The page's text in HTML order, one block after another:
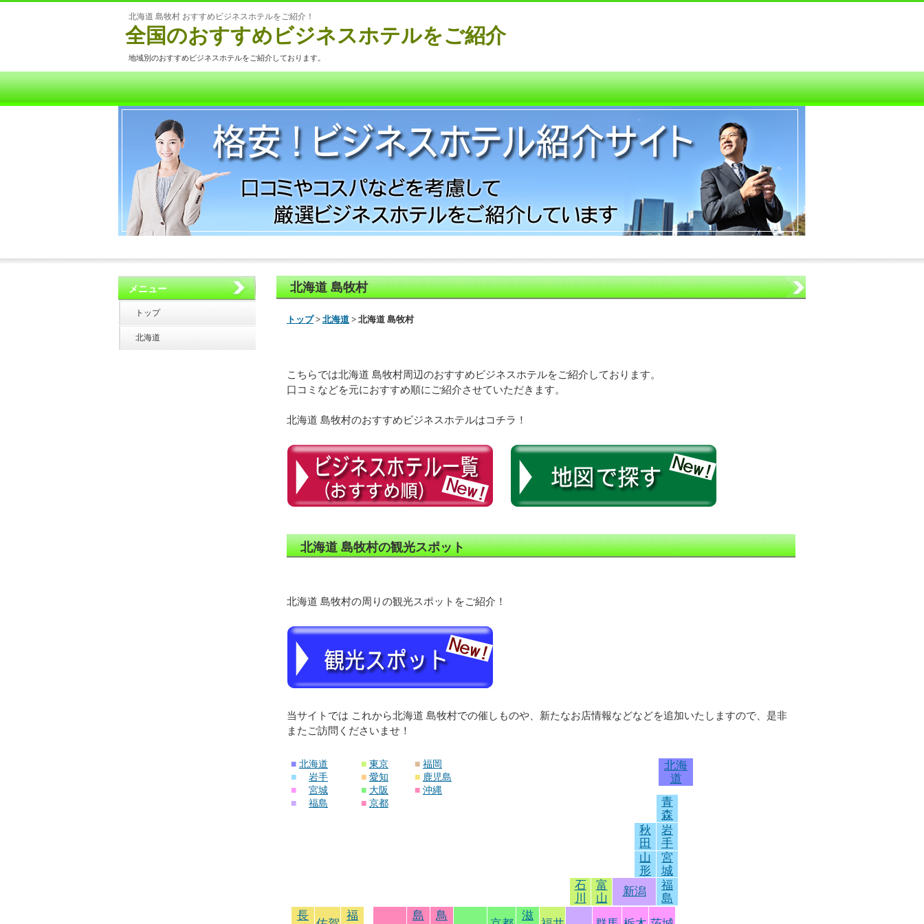
北海道 島牧村 おすすめビジネスホテルをご紹介！
全国のおすすめビジネスホテルをご紹介
地域別のおすすめビジネスホテルをご紹介しております。
北海道 島牧村
トップ> 北海道 > 北海道 島牧村
こちらでは北海道 島牧村周辺のおすすめビジネスホテルをご紹介しております。
口コミなどを元におすすめ順にご紹介させていただきます。
北海道 島牧村のおすすめビジネスホテルはコチラ！
北海道 島牧村の観光スポット
北海道 島牧村の周りの観光スポットをご紹介！
当サイトでは これから北海道 島牧村での催しものや、新たなお店情報などなどを追加いたしますので、是非
またご訪問くださいませ！
■ 北海道
■
岩手
■
宮城
■
福島
■ 東京
■ 愛知
■ 大阪
■ 京都
■ 福岡
■ 鹿児島
■ 沖縄
北海
道
青
森
秋
田
岩
手
山
形
宮
城
石
川
富
山
新潟
福
島
長
福 島 鳥 滋
メニュー
トップ
北海道